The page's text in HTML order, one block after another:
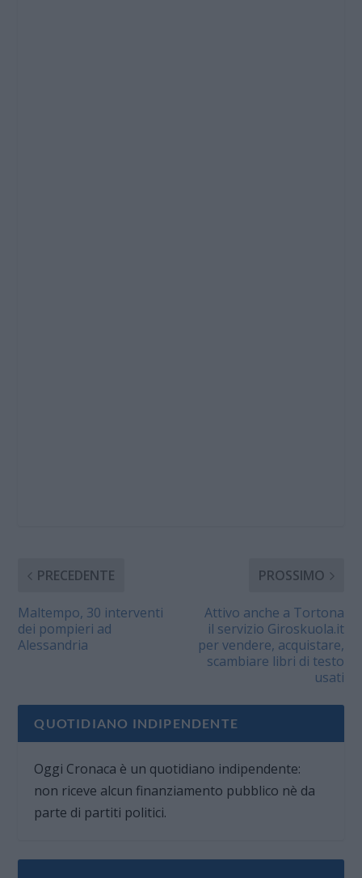
PRECEDENTE
Maltempo, 30 interventi
dei pompieri ad
Alessandria
PROSSIMO
Attivo anche a Tortona
il servizio Giroskuola.it
per vendere, acquistare,
scambiare libri di testo
usati
QUOTIDIANO INDIPENDENTE
Oggi Cronaca è un quotidiano indipendente:
non riceve alcun finanziamento pubblico nè da
parte di partiti politici.